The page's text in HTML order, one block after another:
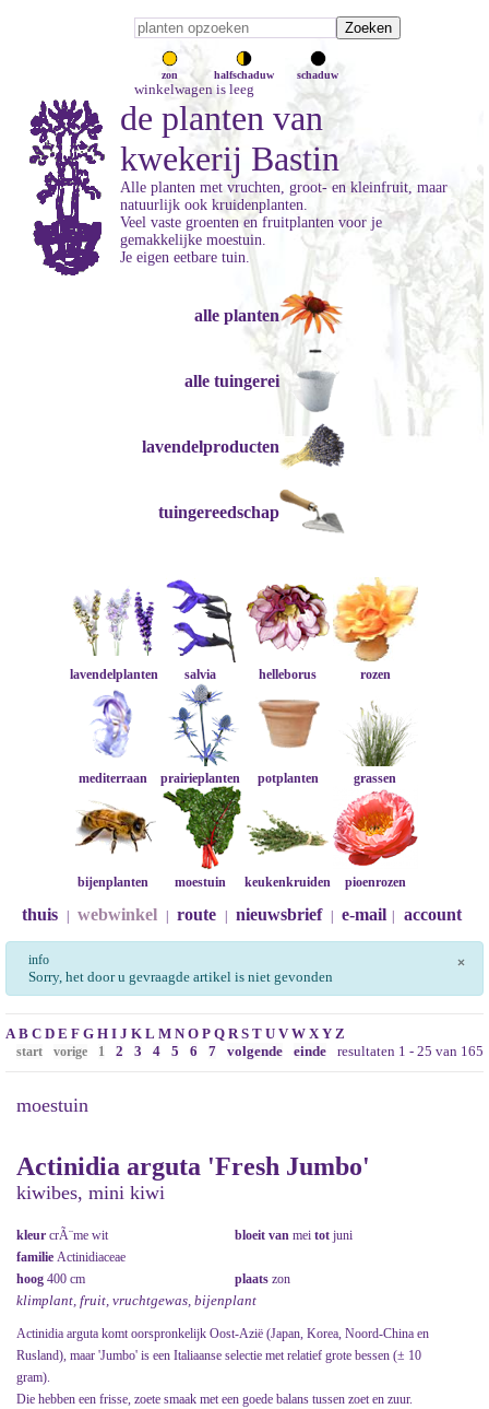
zon halfschaduw schaduw
winkelwagen is leeg
de planten van
kwekerij Bastin
Alle planten met vruchten, groot- en kleinfruit, maar
natuurlijk ook kruidenplanten.
Veel vaste groenten en fruitplanten voor je
gemakkelijke moestuin.
Je eigen eetbare tuin.
alle planten
alle tuingerei
lavendelproducten
tuingereedschap
lavendelplanten salvia helleborus rozen
mediterraan prairieplanten potplanten grassen
bijenplanten moestuin keukenkruiden pioenrozen
thuis webwinkel route nieuwsbrief e-mail account
×
info
Sorry, het door u gevraagde artikel is niet gevonden
A B C D E F G H I J K L M N O P Q R S T U V W X Y Z
resultaten 1 - 25 van 165
start vorige 1 2 3 4 5 6 7 volgende einde
moestuin
Actinidia arguta 'Fresh Jumbo'
kiwibes, mini kiwi
kleur crÃ¨me wit bloeit van mei tot juni
familie Actinidiaceae
hoog 400 cm plaats zon
klimplant, fruit, vruchtgewas, bijenplant
Actinidia arguta komt oorspronkelijk Oost-Azië (Japan, Korea, Noord-China en
Rusland), maar 'Jumbo' is een Italiaanse selectie met relatief grote bessen (± 10
gram).
Die hebben een frisse, zoete smaak met een goede balans tussen zoet en zuur.